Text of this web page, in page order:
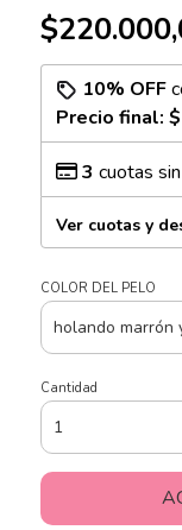
10% OFF
Precio final:
3 cuotas
Ver cuotas y
COLOR DEL PELO
Cantidad